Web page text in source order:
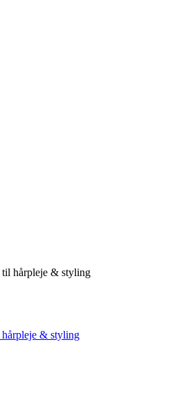
hårpleje & styling
& styling